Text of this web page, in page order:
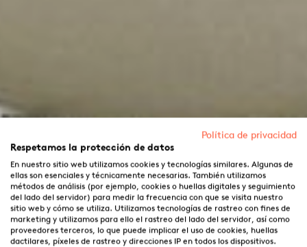
Política de privacidad
Respetamos la protección de datos
En nuestro sitio web utilizamos cookies y tecnologías similares. Algunas de
ellas son esenciales y técnicamente necesarias. También utilizamos
métodos de análisis (por ejemplo, cookies o huellas digitales y seguimiento
del lado del servidor) para medir la frecuencia con que se visita nuestro
sitio web y cómo se utiliza. Utilizamos tecnologías de rastreo con fines de
marketing y utilizamos para ello el rastreo del lado del servidor, así como
proveedores terceros, lo que puede implicar el uso de cookies, huellas
dactilares, píxeles de rastreo y direcciones IP en todos los dispositivos.